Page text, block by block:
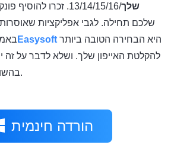
שלך
/13/14/15/16. זכרו
שלכם תחילה. לגבי אפליקציות
מקליט מסך 4Easysoft
להקלטת האייפון שלך. ושלא לדבר על זה
בהשוואה למקליט המובנה.
הורדה חינמית